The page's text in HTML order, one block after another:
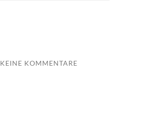
KEINE KOMMENTARE